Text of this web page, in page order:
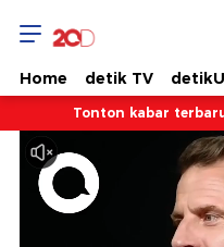
Home detik TV
Tonton kabar